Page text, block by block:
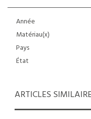
Année
Matériau(x)
Pays
État
ARTICLES